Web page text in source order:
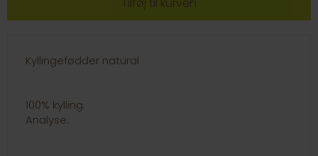
Kyllingefødder natural
100% kylling.
Analyse: